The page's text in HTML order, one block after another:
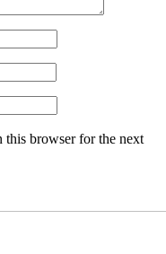
this browser for the next